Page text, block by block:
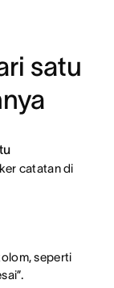
satu
catatan di
seperti